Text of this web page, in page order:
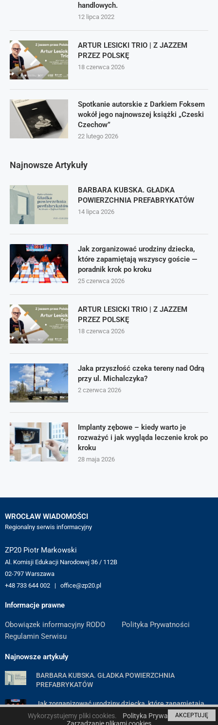
handlowych.
12 lipca 2022
ARTUR LESICKI TRIO | Z JAZZEM
PRZEZ POLSKĘ
18 czerwca 2026
Spotkanie autorskie z Darkiem Foksem
wokół jego najnowszej książki „Czeski
Czechow”
22 lutego 2026
Najnowsze Artykuły
BARBARA KUBSKA. GŁADKA
POWIERZCHNIA PREFABRYKATÓW
14 lipca 2026
Jak zorganizować urodziny dziecka,
które zapamiętają wszyscy goście —
poradnik krok po kroku
25 czerwca 2026
ARTUR LESICKI TRIO | Z JAZZEM
PRZEZ POLSKĘ
18 czerwca 2026
Jaka przyszłość czeka tereny nad Odrą
przy ul. Michalczyka?
2 czerwca 2026
Implanty zębowe – kiedy warto je
rozważyć i jak wygląda leczenie krok po
kroku
28 maja 2026
WROCŁAW WIADOMOŚCI
Regionalny serwis informacyjny
ZP20 Piotr Markowski
Al. Komisji Edukacji Narodowej 36 / 112B
02-797 Warszawa
+48 733 644 002 | office@zp20.pl
Informacje prawne
Obowiązek informacyjny RODO
Polityka Prywatności
Regulamin Serwisu
Najnowsze artykuły
BARBARA KUBSKA. GŁADKA POWIERZCHNIA
PREFABRYKATÓW
Jak zorganizować urodziny dziecka, które zapamiętają
wszyscy goście — poradnik krok po kroku
Wykorzystujemy pliki cookies.
Polityka PrywatnościAKCEPTUJĘ